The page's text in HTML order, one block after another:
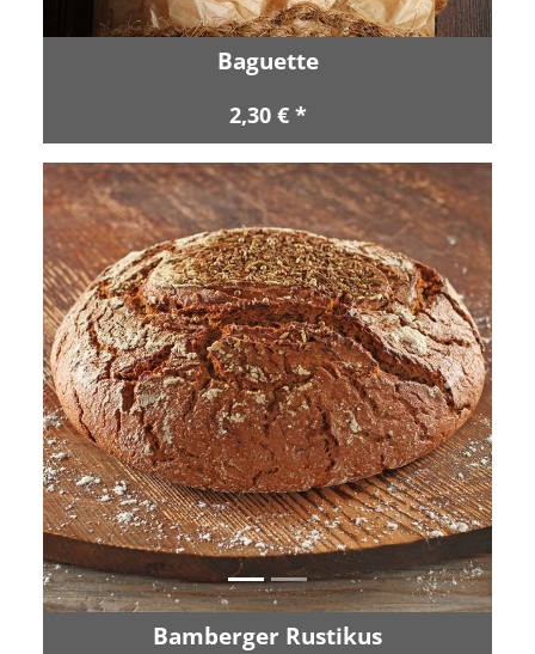
Baguette
2,30 € *
Zurück Vor
Bamberger Rustikus